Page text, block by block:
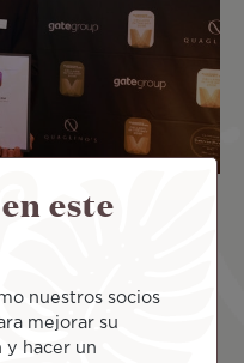
en
Sky 2026
ayer en la ceremonia
organizados por la
este
nuestros socios
mejorar su
y hacer un